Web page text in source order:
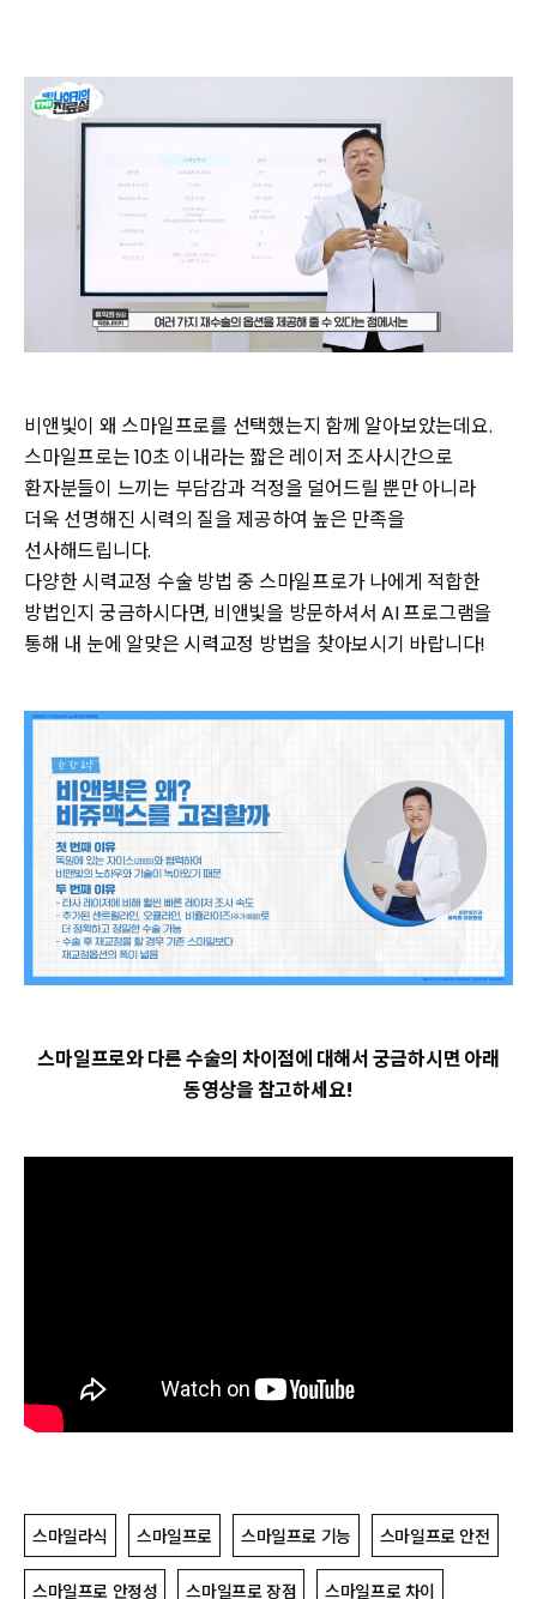
비앤빛이 왜 스마일프로를 선택했는지 함께 알아보았는데요.
스마일프로는 10초 이내라는 짧은 레이저 조사시간으로
환자분들이 느끼는 부담감과 걱정을 덜어드릴 뿐만 아니라
더욱 선명해진 시력의 질을 제공하여 높은 만족을
선사해드립니다.
다양한 시력교정 수술 방법 중 스마일프로가 나에게 적합한
방법인지 궁금하시다면, 비앤빛을 방문하셔서 AI 프로그램을
통해 내 눈에 알맞은 시력교정 방법을 찾아보시기 바랍니다!
스마일프로와 다른 수술의 차이점에 대해서 궁금하시면 아래
동영상을 참고하세요!
스마일라식 스마일프로 스마일프로 기능 스마일프로 안전
스마일프로 안정성 스마일프로 장점 스마일프로 차이